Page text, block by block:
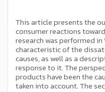
This article presents the
consumer reactions
research was performed
characteristic of the
causes, as well as a
response to it. The
products have been the
taken into account. The